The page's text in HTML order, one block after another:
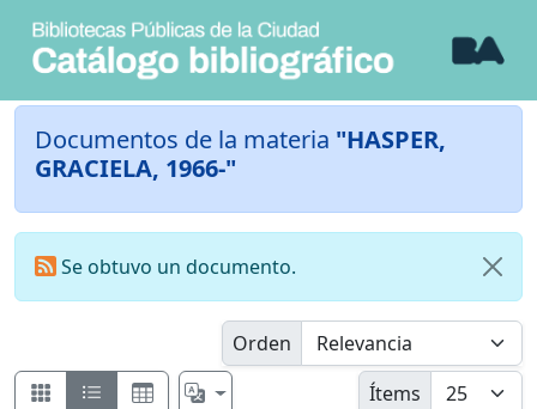
Documentos de la materia "HASPER,
GRACIELA, 1966-"
Se obtuvo un documento.
Orden
Ítems